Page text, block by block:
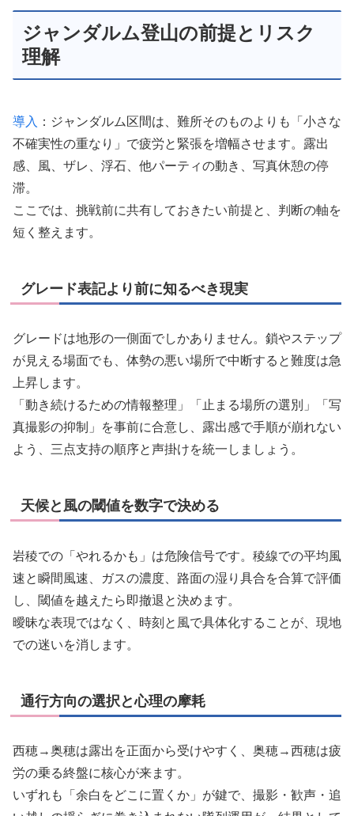
ジャンダルム登山の前提とリスク
理解
導入 ：ジャンダルム区間は、難所そのものよりも「小さな
不確実性の重なり」で疲労と緊張を増幅させます。露出
感、風、ザレ、浮石、他パーティの動き、写真休憩の停
滞。
ここでは、挑戦前に共有しておきたい前提と、判断の軸を
短く整えます。
グレード表記より前に知るべき現実
グレードは地形の一側面でしかありません。鎖やステップ
が見える場面でも、体勢の悪い場所で中断すると難度は急
上昇します。
「動き続けるための情報整理」「止まる場所の選別」「写
真撮影の抑制」を事前に合意し、露出感で手順が崩れない
よう、三点支持の順序と声掛けを統一しましょう。
天候と風の閾値を数字で決める
岩稜での「やれるかも」は危険信号です。稜線での平均風
速と瞬間風速、ガスの濃度、路面の湿り具合を合算で評価
し、閾値を越えたら即撤退と決めます。
曖昧な表現ではなく、時刻と風で具体化することが、現地
での迷いを消します。
通行方向の選択と心理の摩耗
西穂→奥穂は露出を正面から受けやすく、奥穂→西穂は疲
労の乗る終盤に核心が来ます。
いずれも「余白をどこに置くか」が鍵で、撮影・歓声・追